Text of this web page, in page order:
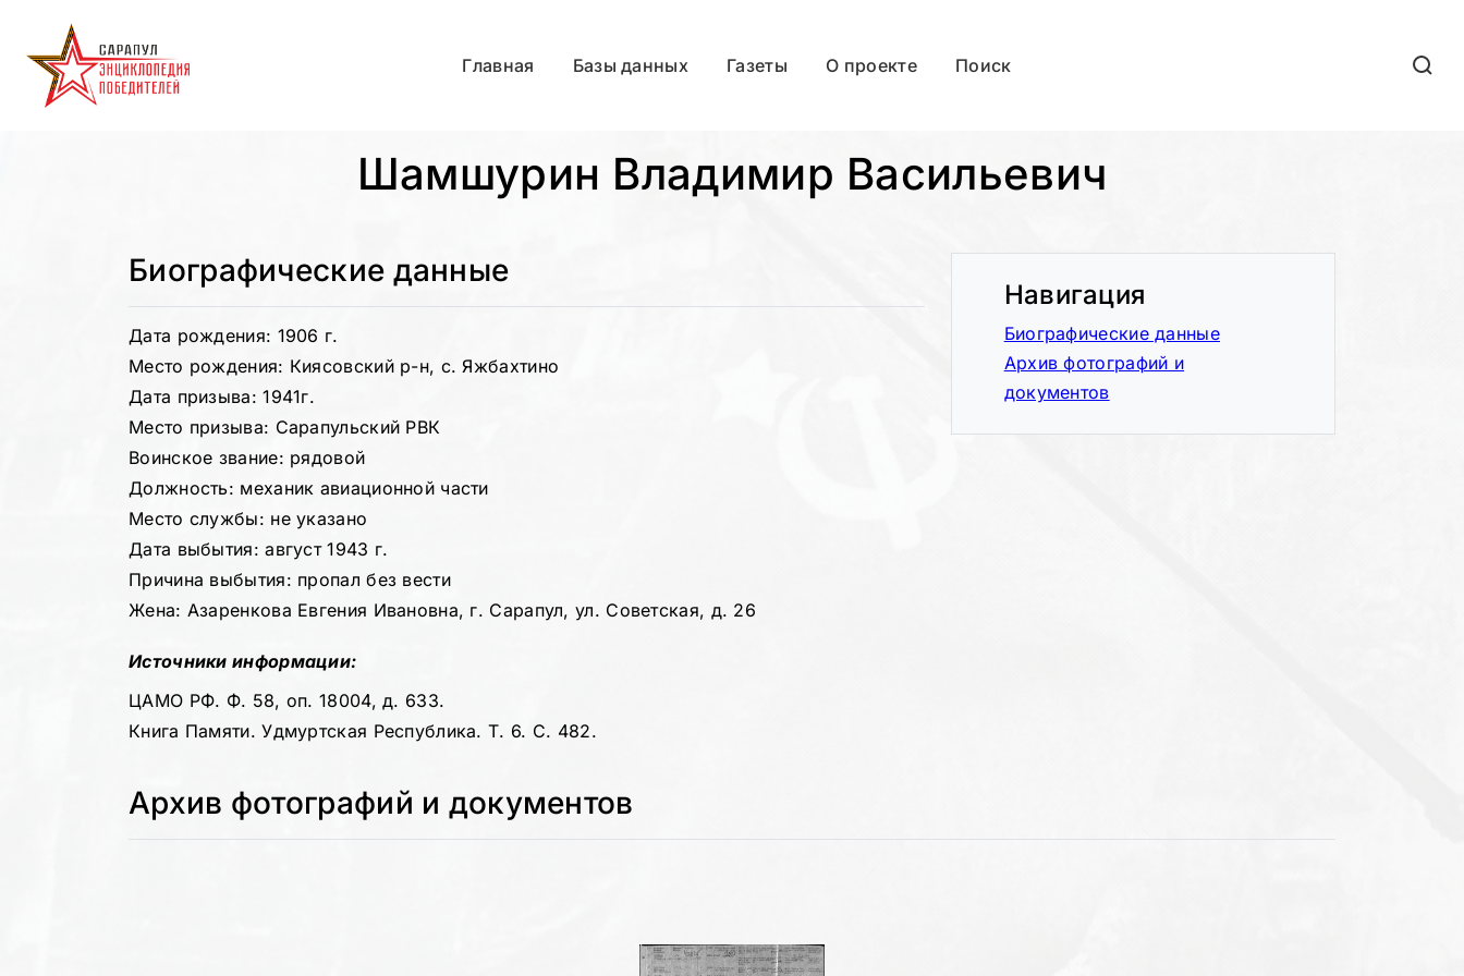
Главная Базы данных Газеты О проекте Поиск
Шамшурин Владимир Васильевич
Биографические данные
Дата рождения: 1906 г.
Место рождения: Киясовский р-н, с. Яжбахтино
Дата призыва: 1941г.
Место призыва: Сарапульский РВК
Воинское звание: рядовой
Должность: механик авиационной части
Место службы: не указано
Дата выбытия: август 1943 г.
Причина выбытия: пропал без вести
Жена: Азаренкова Евгения Ивановна, г. Сарапул, ул. Советская, д. 26
Источники информации:
ЦАМО РФ. Ф. 58, оп. 18004, д. 633.
Книга Памяти. Удмуртская Республика. Т. 6. С. 482.
Навигация
Биографические данные
Архив фотографий и
документов
Архив фотографий и документов